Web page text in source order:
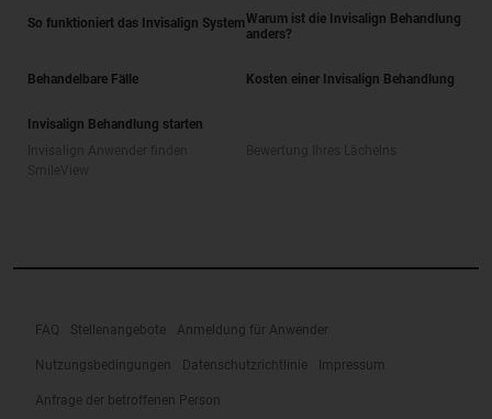
So funktioniert das Invisalign SystemWarum ist die Invisalign Behandlung
anders?
Behandelbare Fälle Kosten einer Invisalign Behandlung
Invisalign Behandlung starten
FAQ Stellenangebote Anmeldung für Anwender
Nutzungsbedingungen Datenschutzrichtlinie Impressum
Anfrage der betroffenen Person